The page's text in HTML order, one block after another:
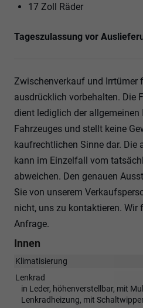
17 Zoll Räder
Tageszulassung vor
Zwischenverkauf und Irrtümer
ausdrücklich vorbehalten. Die
dient lediglich der
Fahrzeuges und stellt keine
kaufrechtlichen Sinne dar. Die
kann im Einzelfall vom
abweichen. Den genauen
Sie von unserem
nicht, uns zu kontaktieren. Wir
Anfrage.
Innen
Klimatisierung
Lenkrad
in Leder, höhenverstellbar, mit
Lenkradheizung, mit